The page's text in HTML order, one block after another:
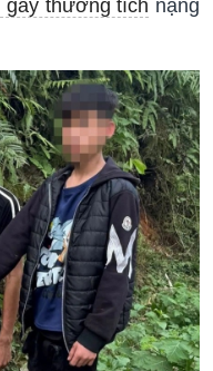
gây thương tích nặng